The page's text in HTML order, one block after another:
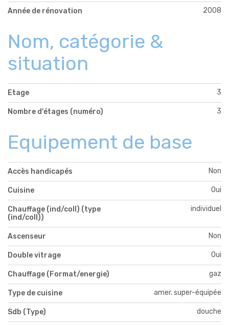
Année de rénovation 2008
Nom, catégorie &
situation
Etage 3
Nombre d'étages (numéro) 3
Equipement de base
Accès handicapés Non
Cuisine Oui
Chauffage (ind/coll) (type
(ind/coll))
individuel
Ascenseur Non
Double vitrage Oui
Chauffage (Format/energie) gaz
Type de cuisine amer. super-équipée
Sdb (Type) douche